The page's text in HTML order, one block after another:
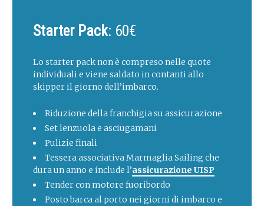
Starter Pack: 60€
Lo starter pack non è compreso nelle quote
individuali e viene saldato in contanti allo
skipper il giorno dell’imbarco.
Riduzione della franchigia su assicurazione
Set lenzuola e asciugamani
Pulizie finali
Tessera associativa Marmaglia Sailing che
dura un anno e include l’assicurazione UISP
Tender con motore fuoribordo
Posto barca al porto nei giorni di imbarco e